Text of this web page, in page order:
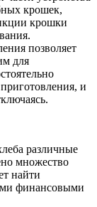
крошек,
крошки
позволяет
для
и
различные
множество
найти
финансовыми